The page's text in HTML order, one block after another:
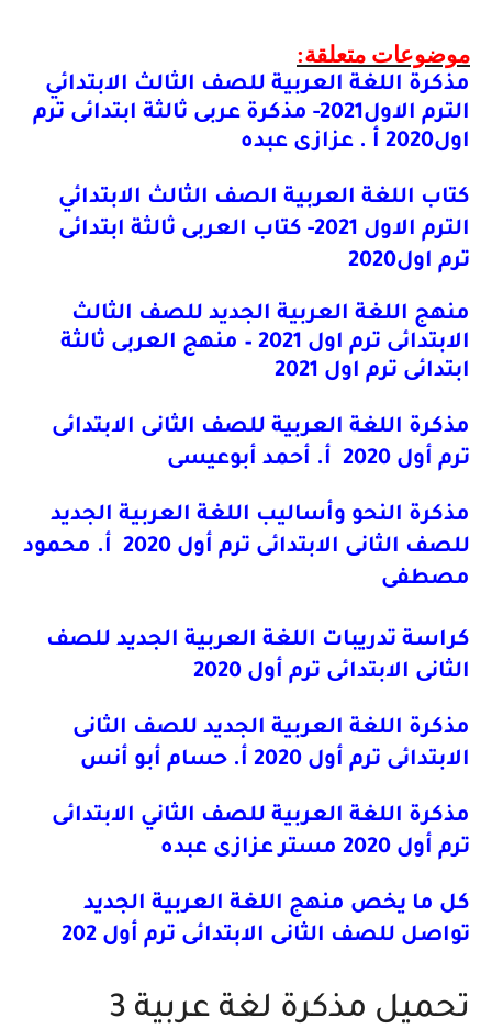
موضوعات متعلقة:
مذكرة اللغة العربية للصف الثالث الابتدائي
الترم الاول2021- مذكرة عربى ثالثة ابتدائى ترم
اول2020 أ . عزازى عبده
كتاب اللغة العربية الصف الثالث الابتدائي
الترم الاول 2021- كتاب العربى ثالثة ابتدائى
ترم اول2020
منهج اللغة العربية الجديد للصف الثالث
الابتدائى ترم اول 2021 – منهج العربى ثالثة
ابتدائى ترم اول 2021
مذكرة اللغة العربية للصف الثانى الابتدائى
ترم أول 2020 أ. أحمد أبوعيسى
مذكرة النحو وأساليب اللغة العربية الجديد
للصف الثانى الابتدائى ترم أول 2020 أ. محمود
مصطفى
كراسة تدريبات اللغة العربية الجديد للصف
الثانى الابتدائى ترم أول 2020
مذكرة اللغة العربية الجديد للصف الثانى
الابتدائى ترم أول 2020 أ. حسام أبو أنس
مذكرة اللغة العربية للصف الثاني الابتدائى
ترم أول 2020 مستر عزازى عبده
كل ما يخص منهج اللغة العربية الجديد
تواصل للصف الثانى الابتدائى ترم أول 202
تحميل مذكرة لغة عربية 3